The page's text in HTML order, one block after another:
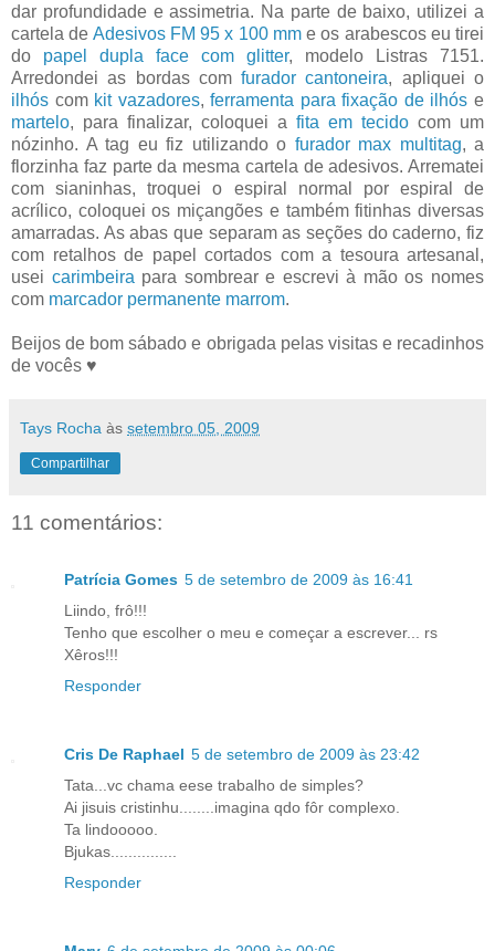
dar profundidade e assimetria. Na parte de baixo, utilizei a
cartela de Adesivos FM 95 x 100 mme os arabescos eu tirei
do papel dupla face com glitter, modelo Listras 7151.
Arredondei as bordas comfurador cantoneira, apliquei o
ilhós com kit vazadores,ferramenta para fixação de ilhós e
martelo, para finalizar, coloquei a fita em tecido com um
nózinho. A tag eu fiz utilizando o furador max multitag, a
florzinha faz parte da mesma cartela de adesivos. Arrematei
com sianinhas, troquei o espiral normal por espiral de
acrílico, coloquei os miçangões e também fitinhas diversas
amarradas. As abas que separam as seções do caderno, fiz
com retalhos de papel cortados com a tesoura artesanal,
usei carimbeira para sombrear e escrevi à mão os nomes
com marcador permanente marrom.
Beijos de bom sábado e obrigada pelas visitas e recadinhos
de vocês ♥
Tays Rocha às setembro 05, 2009
Compartilhar
11 comentários:
Patrícia Gomes 5 de setembro de 2009 às 16:41
Liindo, frô!!!
Tenho que escolher o meu e começar a escrever... rs
Xêros!!!
Responder
Cris De Raphael 5 de setembro de 2009 às 23:42
Tata...vc chama eese trabalho de simples?
Ai jisuis cristinhu........imagina qdo fôr complexo.
Ta lindooooo.
Bjukas...............
Responder